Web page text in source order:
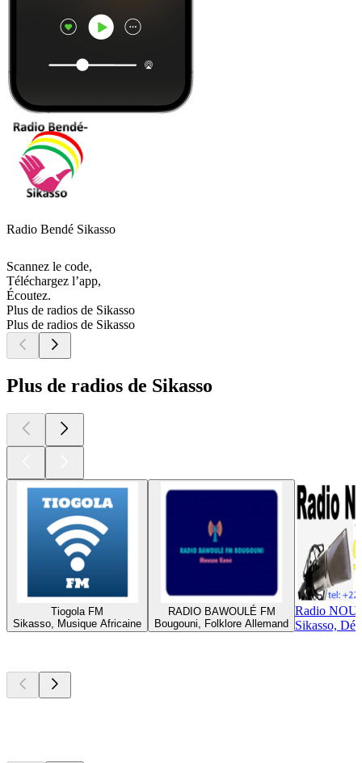
Radio Bendé Sikasso
Scannez le code,
Téléchargez l’app,
Écoutez.
Plus de radios de Sikasso
Plus de radios de Sikasso
Plus de radios de Sikasso
Tiogola FM
Sikasso, Musique Africaine
RADIO BAWOULÉ FM
Bougouni, Folklore Allemand
Radio
Sikasso,